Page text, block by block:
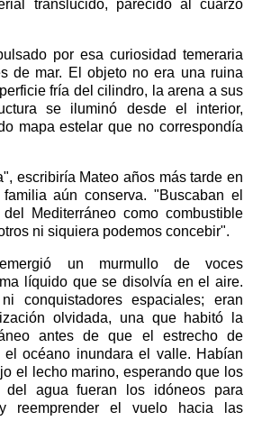
translúcido, parecido al cuarzo
por esa curiosidad temeraria
de mar. El objeto no era una ruina
fría del cilindro, la arena a sus
se iluminó desde el interior,
mapa estelar que no correspondía
escribiría Mateo años más tarde en
aún conserva. "Buscaban el
Mediterráneo como combustible
ni siquiera podemos concebir".
un murmullo de voces
líquido que se disolvía en el aire.
conquistadores espaciales; eran
olvidada, una que habitó la
antes de que el estrecho de
océano inundara el valle. Habían
el lecho marino, esperando que los
del agua fueran los idóneos para
reemprender el vuelo hacia las